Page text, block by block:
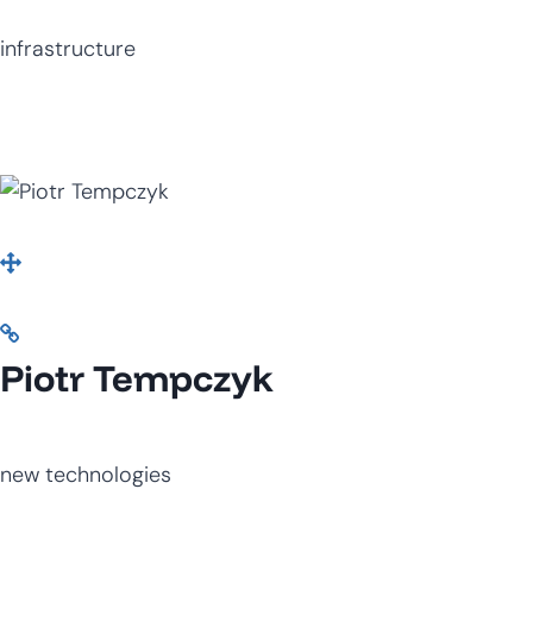
infrastructure
Piotr Tempczyk
new technologies